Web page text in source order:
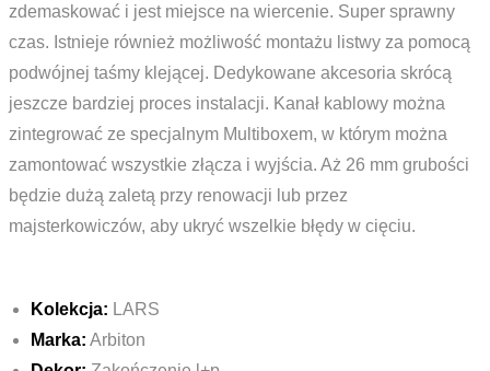
zdemaskować i jest miejsce na wiercenie. Super sprawny
czas. Istnieje również możliwość montażu listwy za pomocą
podwójnej taśmy klejącej. Dedykowane akcesoria skrócą
jeszcze bardziej proces instalacji. Kanał kablowy można
zintegrować ze specjalnym Multiboxem, w którym można
zamontować wszystkie złącza i wyjścia. Aż 26 mm grubości
będzie dużą zaletą przy renowacji lub przez
majsterkowiczów, aby ukryć wszelkie błędy w cięciu.
Kolekcja: LARS
Marka: Arbiton